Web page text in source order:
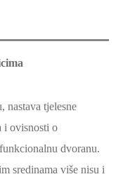
nastava tjelesne
i ovisnosti o
dvoranu.
sredinama više nisu i